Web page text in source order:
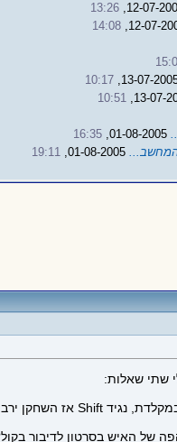
13:26
14:08
10:17
10:51
01-08-2005,
16:35
המחשב...01-08-2005,
19:11